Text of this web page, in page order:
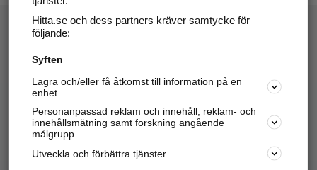
Hitta.se - Gratis nummerupplysning.
Sök företag, personer och platser.
Hitta telefonnummer, adresser, företagsinfo mm.
Marknadsför företaget
Hitta.se och dess partners kräver samtycke för
följande:
Syften
Lagra och/eller få åtkomst till information på en
enhet
Personanpassad reklam och innehåll, reklam- och
innehållsmätning samt forskning angående
målgrupp
Utveckla och förbättra tjänster